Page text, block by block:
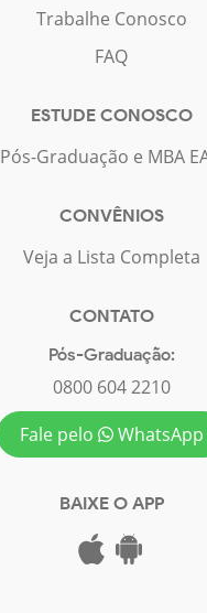
Trabalhe Conosco
FAQ
ESTUDE CONOSCO
Pós-Graduação e MBA
CONVÊNIOS
Veja a Lista Completa
CONTATO
Pós-Graduação:
0800 604 2210
Fale pelo
WhatsApp
BAIXE O APP